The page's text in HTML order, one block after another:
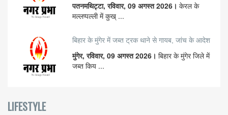
पतनमथिट्टा, रविवार, 09 अगस्त 2026। केरल के
मल्लप्पल्ली में कुख् ...
बिहार के मुंगेर में जब्त ट्रक थाने से गायब, जांच के आदेश
मुंगेर, रविवार, 09 अगस्त 2026। बिहार के मुंगेर जिले में
जब्त किय ...
LIFESTYLE